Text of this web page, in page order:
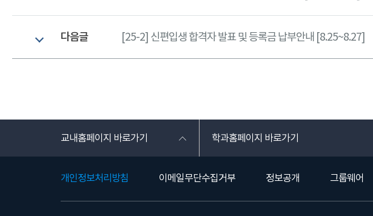
다음글 [25-2] 신편입생 합격자 발표 및 등록금 납부안내 [8.25~8.27]
교내홈페이지 바로가기 학과홈페이지 바로가기
개인정보처리방침 이메일무단수집거부 정보공개 그룹웨어